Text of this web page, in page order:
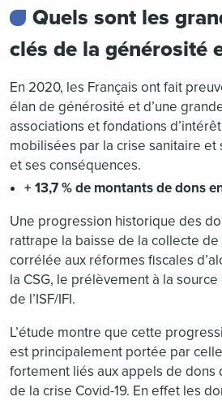
Quels sont les
clés de la générosité
En 2020, les Français ont fait
élan de générosité et d’une
associations et fondations
mobilisées par la crise sanitaire et
et ses conséquences.
+ 13,7 % de montants de dons
Une progression historique des
rattrape la baisse de la collecte
corrélée aux réformes fiscales
la CSG, le prélèvement à la
de l’ISF/IFI.
L’étude montre que cette
est principalement portée par
fortement liés aux appels de dons
de la crise Covid-19. En effet les